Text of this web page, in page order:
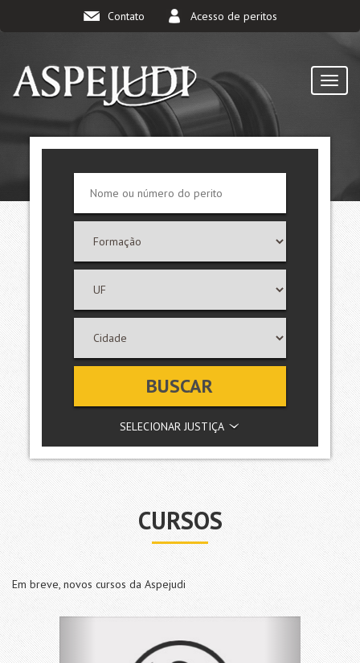
Contato Acesso de peritos
BUSCAR
SELECIONAR JUSTIÇA
CURSOS
Em breve, novos cursos da Aspejudi